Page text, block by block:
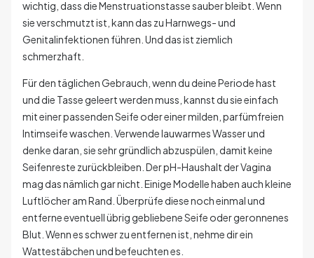
wichtig, dass die Menstruationstasse sauber bleibt. Wenn
sie verschmutzt ist, kann das zu Harnwegs- und
Genitalinfektionen führen. Und das ist ziemlich
schmerzhaft.
Für den täglichen Gebrauch, wenn du deine Periode hast
und die Tasse geleert werden muss, kannst du sie einfach
mit einer passenden Seife oder einer milden, parfümfreien
Intimseife waschen. Verwende lauwarmes Wasser und
denke daran, sie sehr gründlich abzuspülen, damit keine
Seifenreste zurückbleiben. Der pH-Haushalt der Vagina
mag das nämlich gar nicht. Einige Modelle haben auch kleine
Luftlöcher am Rand. Überprüfe diese noch einmal und
entferne eventuell übrig gebliebene Seife oder geronnenes
Blut. Wenn es schwer zu entfernen ist, nehme dir ein
Wattestäbchen und befeuchten es.